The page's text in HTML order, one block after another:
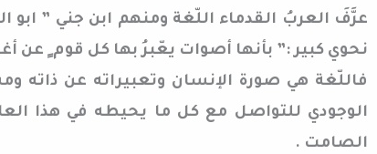
عرَّفَ العربُ القدماء اللّغة ومنهم ابن جني ” ابو
نحوي كبير :” بأنها أصوات يعّبرُ بها كل قوم ٍ عن
فاللّغة هي صورة الإنسان وتعبيراته عن ذاته
الوجودي للتواصل مع كل ما يحيطه في هذا
الصامت .